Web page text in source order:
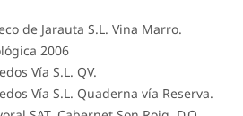
de Jarauta S.L. Vina Marro.
2006
Vía S.L. QV.
Vía S.L. Quaderna vía Reserva.